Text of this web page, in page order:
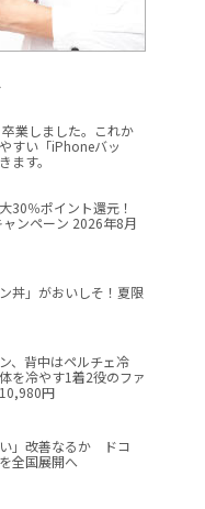
業しました。これか
すい「iPhoneバッ
ます。
30％ポイント還元！
ンペーン 2026年8月
丼」がおいしそ！夏限
、背中はペルチェ冷
を冷やす1着2役のファ
円
い」改善なるか ドコ
全国展開へ